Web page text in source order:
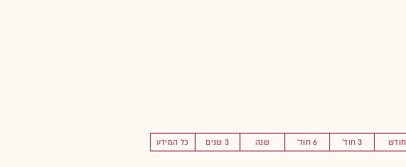
חודש 3 חוד' 6 חוד' שנה 3 שנים כל המידע